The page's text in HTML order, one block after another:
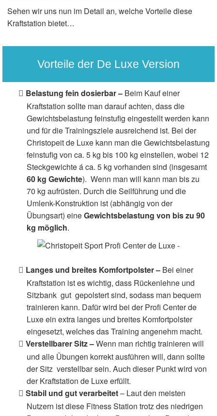
Sehen wir uns nun im Detail an, welche Vorteile diese
Kraftstation bietet…
Vorteile der De Luxe Version
Belastung fein dosierbar – Beim Kauf einer
Kraftstation sollte man darauf achten, dass die
Gewichtsbelastung feinstufig eingestellt werden kann
und für die Trainingsziele ausreichend ist. Bei der
Christopeit de Luxe kann man die Gewichtsbelastung
feinstufig von ca. 5 kg bis 100 kg einstellen, wobei 12
Steckgewichte á ca. 5 kg vorhanden sind (insgesamt
60 kg Gewichte). Wenn man will kann man bis zu
70 kg aufrüsten. Durch die Seilführung und die
Umlenk-Konstruktion ist (abhängig von der
Übungsart) eineGewichtsbelastung von bis zu 90
kg möglich.
Langes und breites Komfortpolster – Bei einer
Kraftstation ist es wichtig, dass Rückenlehne und
Sitzbank gut gepolstert sind, sodass man bequem
trainieren kann. Dafür wird bei der Profi Center de
Luxe ein extra langes und breites Komfortpolster
eingesetzt, welches das Training angenehm macht.
Verstellbarer Sitz –Wenn man richtig trainieren will
und alle Übungen korrekt ausführen will, dann sollte
der Sitz verstellbar sein. Auch dieser Punkt wird von
der Kraftstation de Luxe erfüllt.
Stabil und gut verarbeitet– Laut den meisten
Nutzern ist diese Fitness Station trotz des niedrigen